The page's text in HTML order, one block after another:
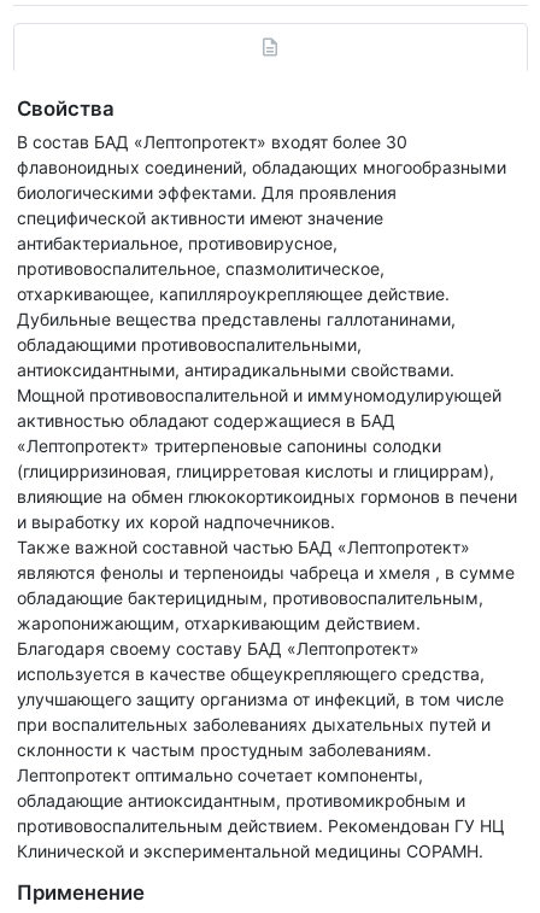
Свойства
В состав БАД «Лептопротект» входят более 30
флавоноидных соединений, обладающих многообразными
биологическими эффектами. Для проявления
специфической активности имеют значение
антибактериальное, противовирусное,
противовоспалительное, спазмолитическое,
отхаркивающее, капилляроукрепляющее действие.
Дубильные вещества представлены галлотанинами,
обладающими противовоспалительными,
антиоксидантными, антирадикальными свойствами.
Мощной противовоспалительной и иммуномодулирующей
активностью обладают содержащиеся в БАД
«Лептопротект» тритерпеновые сапонины солодки
(глицирризиновая, глицирретовая кислоты и глициррам),
влияющие на обмен глюкокортикоидных гормонов в печени
и выработку их корой надпочечников.
Также важной составной частью БАД «Лептопротект»
являются фенолы и терпеноиды чабреца и хмеля , в сумме
обладающие бактерицидным, противовоспалительным,
жаропонижающим, отхаркивающим действием.
Благодаря своему составу БАД «Лептопротект»
используется в качестве общеукрепляющего средства,
улучшающего защиту организма от инфекций, в том числе
при воспалительных заболеваниях дыхательных путей и
склонности к частым простудным заболеваниям.
Лептопротект оптимально сочетает компоненты,
обладающие антиоксидантным, противомикробным и
противовоспалительным действием. Рекомендован ГУ НЦ
Клинической и экспериментальной медицины СОРАМН.
Применение